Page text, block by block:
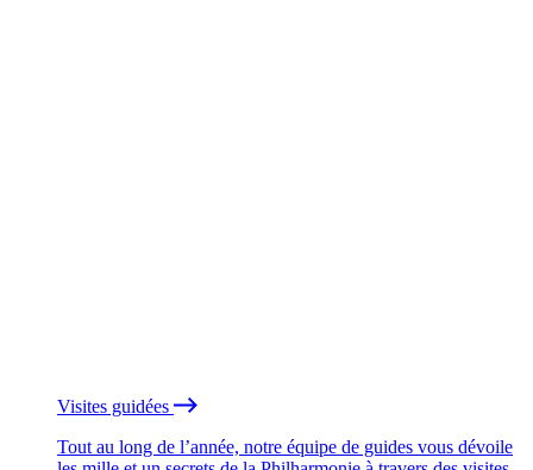
Visites guidées
Tout au long de l’année, notre équipe de guides vous dévoile